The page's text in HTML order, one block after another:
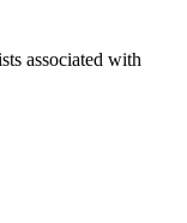
associated with